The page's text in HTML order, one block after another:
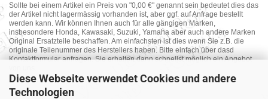
Diese Webseite verwendet Cookies und andere
Technologien
Sollte bei einem Artikel ein Preis von "0,00 €" genannt sein bedeutet dies das
der Artikel nicht lagermässig vorhanden ist, aber ggf. auf Anfrage bestellt
werden kann. Wir können Ihnen auch für alle gängigen Marken,
insbesondere Honda, Kawasaki, Suzuki, Yamaha aber auch andere Marken
Original Ersatzteile beschaffen. Am einfachsten ist dies wenn Sie z.B. die
originale Teilenummer des Herstellers haben. Bitte einfach über dasd
Kontaktformular anfragen. Sie erhalten dann schnellst möglich ein Angebot